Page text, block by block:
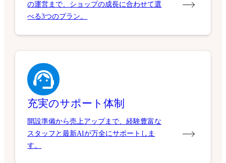
の運営まで、ショップの成長に合わせて選
べる3つのプラン。
充実のサポート体制
開設準備から売上アップまで、経験豊富な
スタッフと最新AIが万全にサポートしま
す。